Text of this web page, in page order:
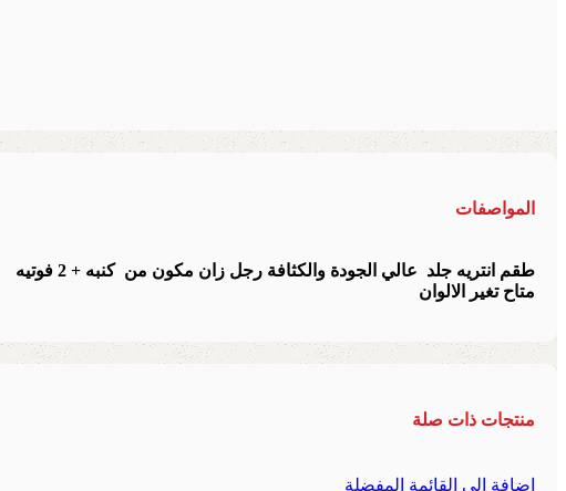
المواصفات
طقم انتريه جلد عالي الجودة والكثافة رجل زان مكون من كنبه + 2 فوتيه
متاح تغير الالوان
منتجات ذات صلة
اضافة الي القائمة المفضلة